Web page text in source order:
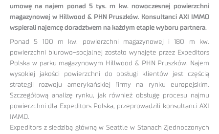
umowę na najem ponad 5 tys. m kw. nowoczesnej powierzchni
magazynowej w Hillwood & PHN Pruszków. Konsultanci AXI IMMO
wspierali najemcę doradztwem na każdym etapie wyboru partnera.
Ponad 5 100 m kw. powierzchni magazynowej i 180 m kw.
powierzchni biurowo-socjalnej zostało wynajęte przez Expeditors
Polska w parku magazynowym Hillwood & PHN Pruszków. Najem
wysokiej jakości powierzchni do obsługi klientów jest częścią
strategii rozwoju amerykańskiej firmy na rynku europejskim.
Szczegółową analizę rynku, jak również obsługę procesu najmu
powierzchni dla Expeditors Polska, przeprowadzili konsultanci AXI
IMMO.
Expeditors z siedzibą główną w Seattle w Stanach Zjednoczonych